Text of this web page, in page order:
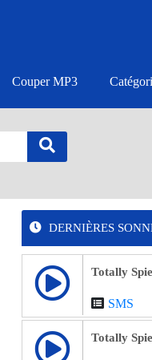
Couper MP3
DERNIÈRES
Totally
SMS
Totally